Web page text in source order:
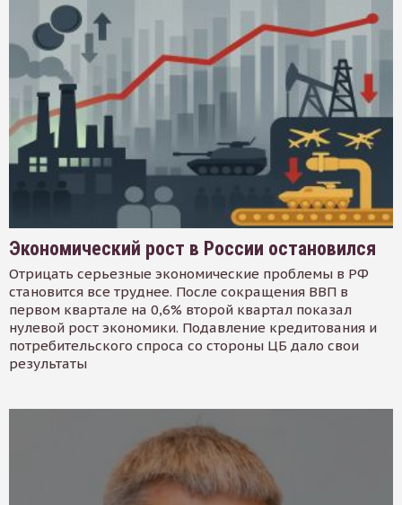
Экономический рост в России остановился
Отрицать серьезные экономические проблемы в РФ
становится все труднее. После сокращения ВВП в
первом квартале на 0,6% второй квартал показал
нулевой рост экономики. Подавление кредитования и
потребительского спроса со стороны ЦБ дало свои
результаты